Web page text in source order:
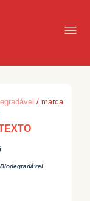
/ marca
Biodegradável